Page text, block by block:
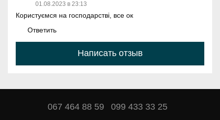
01.08.2023 в 23:13
Користуємся на господарстві, все ок
Ответить
Написать отзыв
067 464 88 59 099 433 33 25